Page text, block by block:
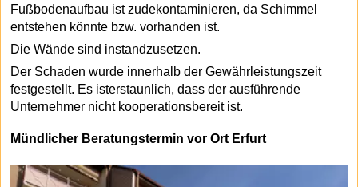
Fußbodenaufbau ist zudekontaminieren, da Schimmel
entstehen könnte bzw. vorhanden ist.
Die Wände sind instandzusetzen.
Der Schaden wurde innerhalb der Gewährleistungszeit
festgestellt. Es isterstaunlich, dass der ausführende
Unternehmer nicht kooperationsbereit ist.
Mündlicher Beratungstermin vor Ort Erfurt